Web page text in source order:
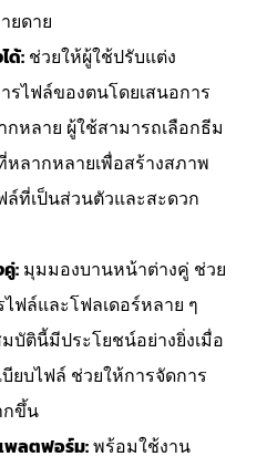
ยดาย
ด้: ช่วยให้ผู้ใช้ปรับแต่ง
ไฟล์ของตนโดยเสนอการ
หลาย ผู้ใช้สามารถเลือกธีม
หลากหลายเพื่อสร้างสภาพ
ที่เป็นส่วนตัวและสะดวก
: มุมมองบานหน้าต่างคู่ ช่วย
ฟล์และโฟลเดอร์หลาย ๆ
ตินี้มีประโยชน์อย่างยิ่งเมื่อ
บียบไฟล์ ช่วยให้การจัดการ
กขึ้น
พลตฟอร์ม:พร้อมใช้งาน